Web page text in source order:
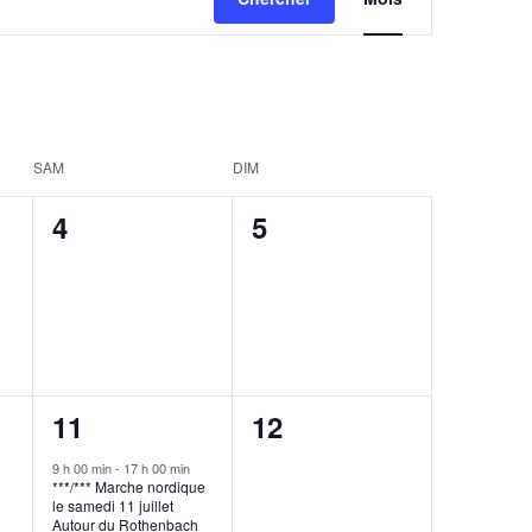
vues
SAM DIM
0
4
0
5
1
évènement,
11
9 h 00 min- 17 h 00 min
***/*** Marche nordique
le samedi 11 juillet
Autour du Rothenbach
0
12